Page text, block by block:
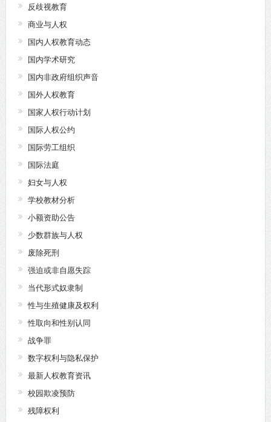
反歧视教育
商业与人权
国内人权教育动态
国内学术研究
国内非政府组织声音
国外人权教育
国家人权行动计划
国际人权公约
国际劳工组织
国际法庭
妇女与人权
学校教材分析
小额资助公告
少数群族与人权
废除死刑
强迫或非自愿失踪
当代形式奴隶制
性与生殖健康及权利
性取向和性别认同
战争罪
数字权利与隐私保护
最新人权教育资讯
校园欺凌预防
残障权利